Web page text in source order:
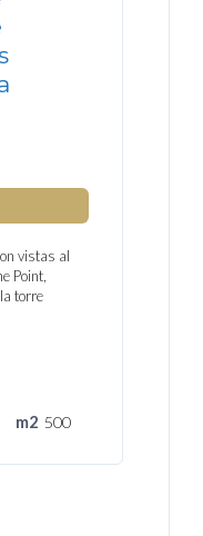
vistas al
Point,
torre
m2 500